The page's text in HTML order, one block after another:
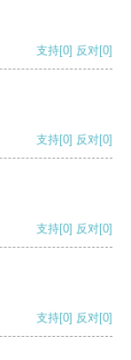
支持[0] 反对[0]
支持[0] 反对[0]
支持[0] 反对[0]
支持[0] 反对[0]